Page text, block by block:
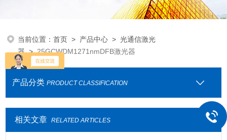
当前位置：首页 > 产品中心 >光通信激光
器>25GCWDM1271nmDFB激光器
产品分类 PRODUCT CLASSIFICATION
相关文章 RELATED ARTICLES